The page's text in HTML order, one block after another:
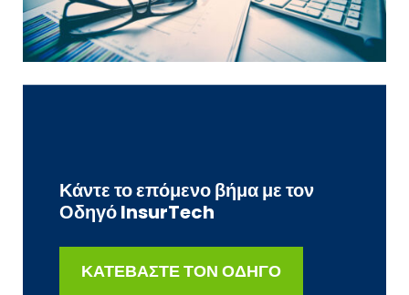
Κάντε το επόμενο βήμα με τον
Οδηγό InsurTech
ΚΑΤΕΒΑΣΤΕ ΤΟΝ ΟΔΗΓΟ